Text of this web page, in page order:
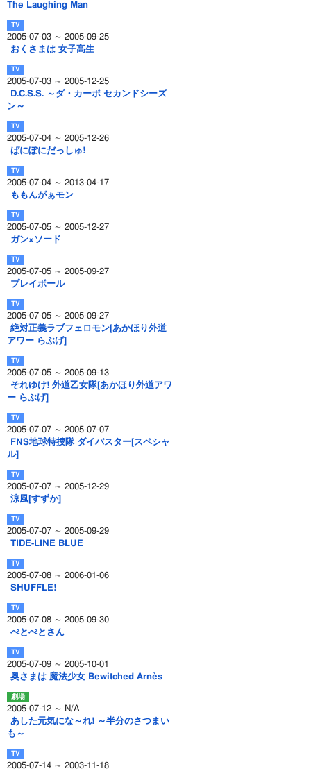
The Laughing Man
2005-07-03 ～ 2005-09-25
おくさまは 女子高生
2005-07-03 ～ 2005-12-25
D.C.S.S. ～ダ・カーポ セカンドシーズ
ン～
2005-07-04 ～ 2005-12-26
ぱにぽにだっしゅ!
2005-07-04 ～ 2013-04-17
ももんがぁモン
2005-07-05 ～ 2005-12-27
ガン×ソード
2005-07-05 ～ 2005-09-27
プレイボール
2005-07-05 ～ 2005-09-27
絶対正義ラブフェロモン[あかほり外道
アワー らぶげ]
2005-07-05 ～ 2005-09-13
それゆけ! 外道乙女隊[あかほり外道アワ
ー らぶげ]
2005-07-07 ～ 2005-07-07
FNS地球特捜隊 ダイバスター[スペシャ
ル]
2005-07-07 ～ 2005-12-29
涼風[すずか]
2005-07-07 ～ 2005-09-29
TIDE-LINE BLUE
2005-07-08 ～ 2006-01-06
SHUFFLE!
2005-07-08 ～ 2005-09-30
ぺとぺとさん
2005-07-09 ～ 2005-10-01
奥さまは 魔法少女 Bewitched Arnès
2005-07-12 ～ N/A
あした元気にな～れ! ～半分のさつまい
も～
2005-07-14 ～ 2003-11-18